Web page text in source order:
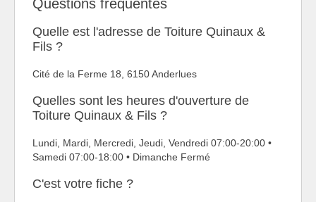
Questions fréquentes
Quelle est l'adresse de Toiture Quinaux &
Fils ?
Cité de la Ferme 18, 6150 Anderlues
Quelles sont les heures d'ouverture de
Toiture Quinaux & Fils ?
Lundi, Mardi, Mercredi, Jeudi, Vendredi 07:00-20:00 •
Samedi 07:00-18:00 • Dimanche Fermé
C'est votre fiche ?